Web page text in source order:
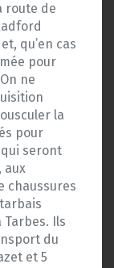
route de
qu’en cas
pour
ne
la
pour
seront
aux
chaussures
Tarbes. Ils
du
et 5